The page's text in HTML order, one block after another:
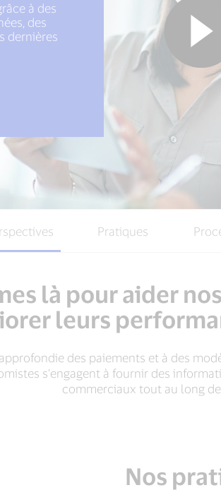
à des
des
dernières
Pratiques
là pour aider
leurs
des paiements et à des
s’engagent à fournir des
commerciaux tout au long
Nos